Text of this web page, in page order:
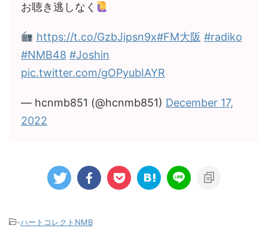
お聴き逃しなく
https://t.co/GzbJipsn9x#FM大阪 #radiko
#NMB48 #Joshin
pic.twitter.com/gOPyubIAYR
— hcnmb851 (@hcnmb851) December 17,
2022
-ハートコレクトNMB